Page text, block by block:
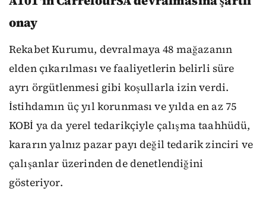
onay
Rekabet Kurumu, devralmaya 48 mağazanın
elden çıkarılması ve faaliyetlerin belirli süre
ayrı örgütlenmesi gibi koşullarla izin verdi.
İstihdamın üç yıl korunması ve yılda en az 75
KOBİ ya da yerel tedarikçiyle çalışma taahhüdü,
kararın yalnız pazar payı değil tedarik zinciri ve
çalışanlar üzerinden de denetlendiğini
gösteriyor.